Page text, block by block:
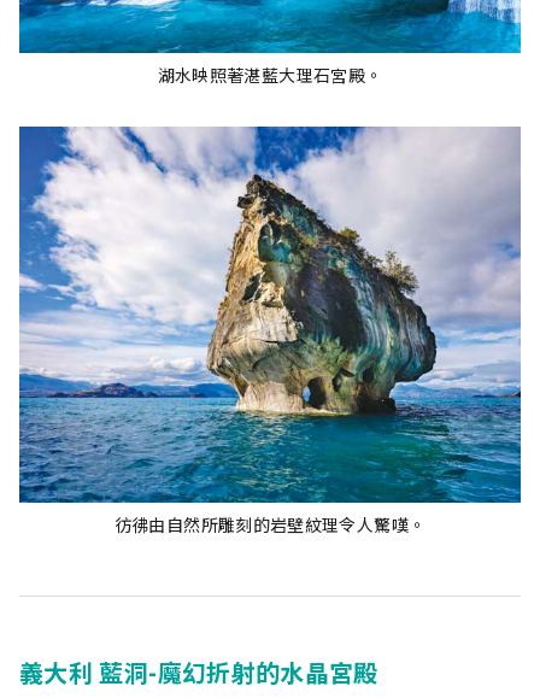
湖水映照著湛藍大理石宮殿。
彷彿由自然所雕刻的岩壁紋理令人驚嘆。
義大利 藍洞-魔幻折射的水晶宮殿